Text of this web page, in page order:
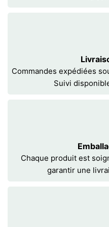
Commandes expédiées
Suivi
Chaque produit est
garantir une